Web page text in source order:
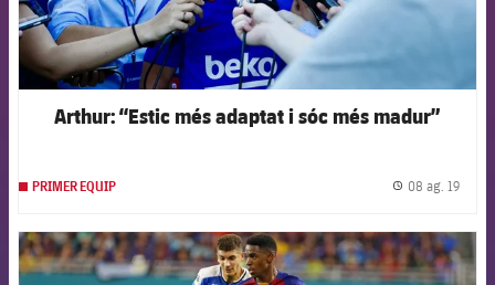
Arthur: “Estic més adaptat i sóc més madur”
PRIMER EQUIP 08 ag. 19
FCB Barcelona badge